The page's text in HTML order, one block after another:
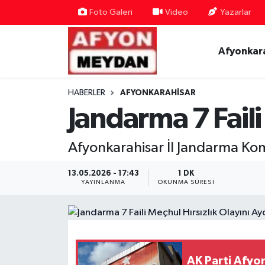
Foto Galeri Video Yazarlar
HABERLER AFYONKARAHISAR
Jandarma 7
Afyonkarahisar İl Jandarma
13.05.2026 - 17:43
YAYINLANMA
1 DK
OKUNMA SÜRESI
AK Parti
Nöbetçi Eczaneler
Hava Durumu
Süper Lig Puan Durumu ve Fikstür